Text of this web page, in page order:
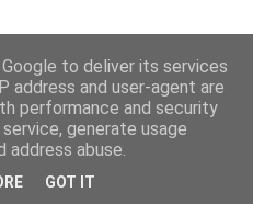
to deliver its services
address and user-agent are
performance and security
generate usage
abuse.
GOT IT